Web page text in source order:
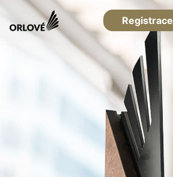
Registrace